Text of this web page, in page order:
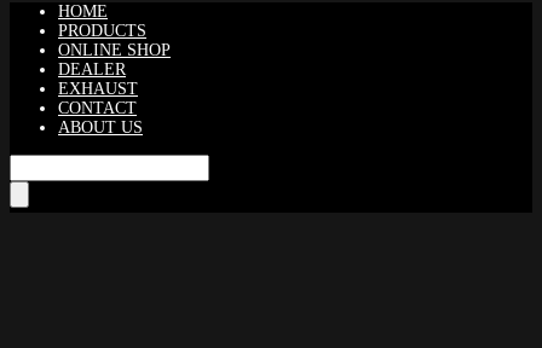
HOME
PRODUCTS
ONLINE SHOP
DEALER
EXHAUST
CONTACT
ABOUT US